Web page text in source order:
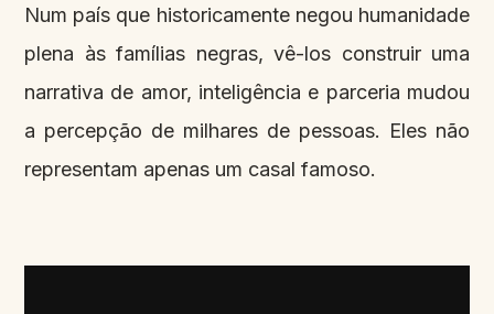
Num país que historicamente negou humanidade
plena às famílias negras, vê-los construir uma
narrativa de amor, inteligência e parceria mudou
a percepção de milhares de pessoas. Eles não
representam apenas um casal famoso.